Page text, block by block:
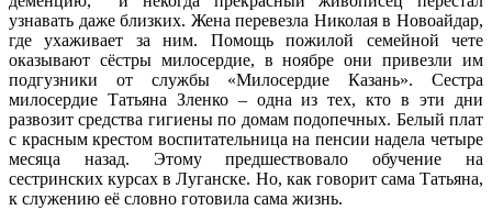
узнавать даже близких. Жена перевезла Николая в Новоайдар,
где ухаживает за ним. Помощь пожилой семейной чете
оказывают сёстры милосердие, в ноябре они привезли им
подгузники от службы «Милосердие Казань». Сестра
милосердие Татьяна Зленко – одна из тех, кто в эти дни
развозит средства гигиены по домам подопечных. Белый плат
с красным крестом воспитательница на пенсии надела четыре
месяца назад. Этому предшествовало обучение на
сестринских курсах в Луганске. Но, как говорит сама Татьяна,
к служению её словно готовила сама жизнь.